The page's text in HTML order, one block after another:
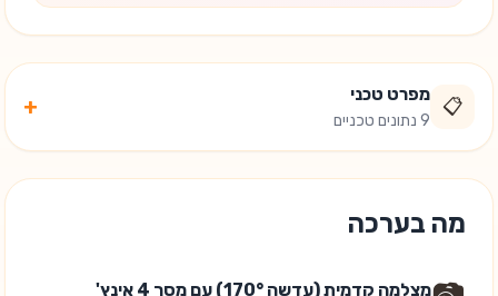
📋
מפרט טכני
9 נתונים טכניים
+
מה בערכה
מצלמה קדמית (עדשה 170°) עם מסך 4 אינץ'